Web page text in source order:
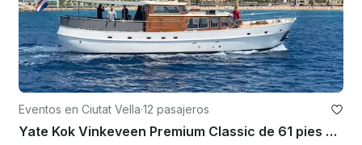
Eventos en Ciutat Vella·12 pasajeros
Yate Kok Vinkeveen Premium Classic de 61 pies en Barcelona